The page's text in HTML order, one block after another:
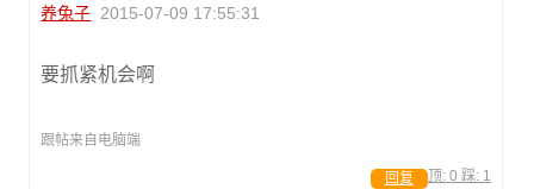
养兔子 2015-07-09 17:55:31
要抓紧机会啊
跟帖来自电脑端
顶: 0 踩: 1
回复